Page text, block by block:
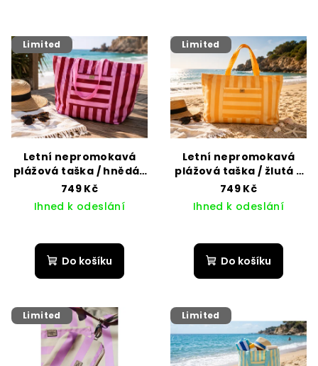
Limited
Letní nepromokavá
plážová taška / hnědá-
růžová
749 Kč
Ihned k odeslání
Do košíku
Limited
Letní nepromokavá
plážová taška / žlutá -
broskvová
749 Kč
Ihned k odeslání
hodnocení
produktu
hvězdiček.
Do košíku
Limited Limited